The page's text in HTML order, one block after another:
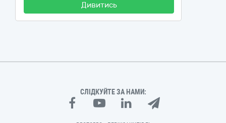
Дивитись
СЛІДКУЙТЕ ЗА НАМИ: